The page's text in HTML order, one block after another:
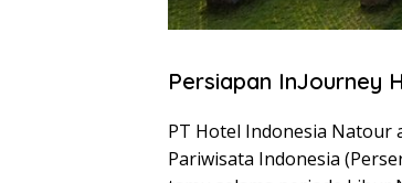
Persiapan InJourney
PT Hotel Indonesia Natour
Pariwisata Indonesia